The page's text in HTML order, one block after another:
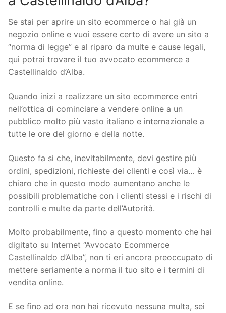
Se stai per aprire un sito ecommerce o hai già un
negozio online e vuoi essere certo di avere un sito a
“norma di legge” e al riparo da multe e cause legali,
qui potrai trovare il tuo avvocato ecommerce a
Castellinaldo d’Alba.
Quando inizi a realizzare un sito ecommerce entri
nell’ottica di cominciare a vendere online a un
pubblico molto più vasto italiano e internazionale a
tutte le ore del giorno e della notte.
Questo fa si che, inevitabilmente, devi gestire più
ordini, spedizioni, richieste dei clienti e così via… è
chiaro che in questo modo aumentano anche le
possibili problematiche con i clienti stessi e i rischi di
controlli e multe da parte dell’Autorità.
Molto probabilmente, fino a questo momento che hai
digitato su Internet “Avvocato Ecommerce
Castellinaldo d’Alba”, non ti eri ancora preoccupato di
mettere seriamente a norma il tuo sito e i termini di
vendita online.
E se fino ad ora non hai ricevuto nessuna multa, sei